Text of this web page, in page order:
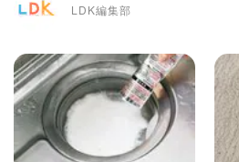
LDK編集部